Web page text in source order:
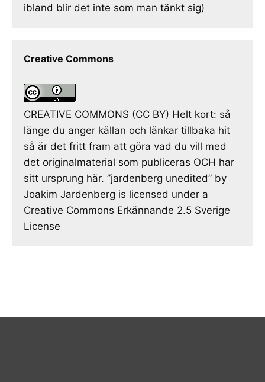
ibland blir det inte som man tänkt sig)
Creative Commons
CREATIVE COMMONS (CC BY) Helt kort: så
länge du anger källan och länkar tillbaka hit
så är det fritt fram att göra vad du vill med
det originalmaterial som publiceras OCH har
sitt ursprung här. ”jardenberg unedited” by
Joakim Jardenberg is licensed under a
Creative Commons Erkännande 2.5 Sverige
License